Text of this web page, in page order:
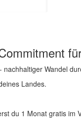
Wandel
Landes.
du 1 Monat gratis im